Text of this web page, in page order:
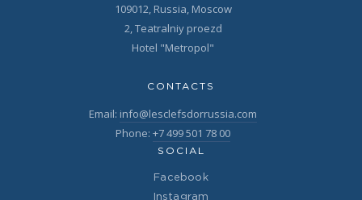
109012, Russia, Moscow
2, Teatralniy proezd
Hotel "Metropol"
CONTACTS
Email: info@lesclefsdorrussia.com
Phone: +7 499 501 78 00
SOCIAL
Facebook
Instagram